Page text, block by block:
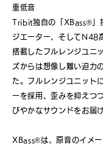
重低音
Tribit独自の「XBass®」
ジエーター、そしてN48
搭載したフルレンジユニ
ズからは想像し難い迫力
た。フルレンジユニット
ーを採用、歪みを抑えつ
びやかなサウンドをお届
XBass®は、原音のイメ